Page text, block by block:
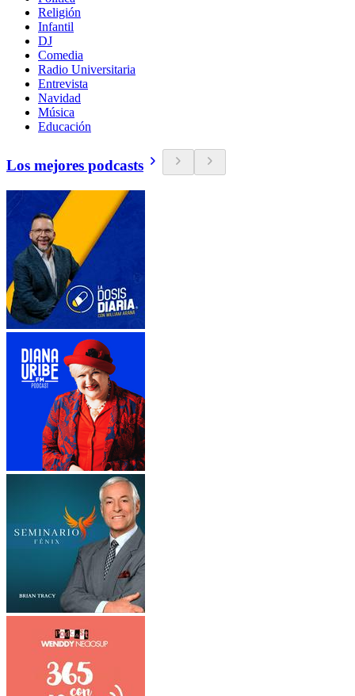
Religión
Infantil
DJ
Comedia
Radio Universitaria
Entrevista
Navidad
Música
Educación
Los mejores podcasts